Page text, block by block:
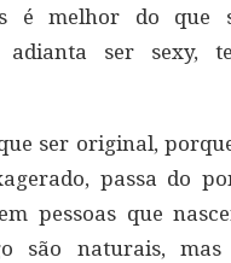
é melhor do que
adianta ser sexy,
ser original,
passa do
pessoas que
são naturais,